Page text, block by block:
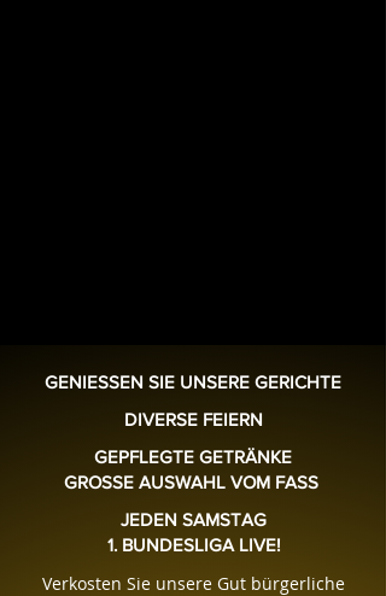
GENIESSEN SIE UNSERE GERICHTE
DIVERSE FEIERN
GEPFLEGTE GETRÄNKE
GROSSE AUSWAHL VOM FASS
JEDEN SAMSTAG
1. BUNDESLIGA LIVE!
Verkosten Sie unsere Gut bürgerliche